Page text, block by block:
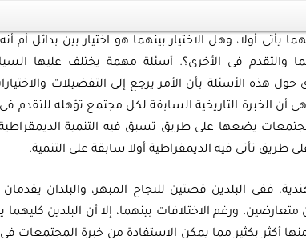
يأتى أولا، وهل الاختيار بينهما هو اختيار بين بدائل أم
والتقدم فى الأخرى؟. أسئلة مهمة يختلف عليها
هذه الأسئلة بأن الأمر يرجع إلى التفضيلات
أن الخبرة التاريخية السابقة لكل مجتمع تؤهله للتقدم
يضعها على طريق تسبق فيه التنمية
تأتى فيه الديمقراطية أولا سابقة على التنمية.
ففى البلدين قصتين للنجاح المبهر، والبلدان
ورغم الاختلافات بينهما، إلا أن البلدين كليهما
أكثر بكثير مما يمكن الاستفادة من خبرة المجتمعات فى